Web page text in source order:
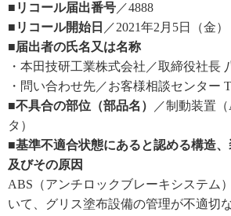
■リコール届出番号／4888
■リコール開始日 ／2021年2月5日（金）
■届出者の氏名又は名称
・本田技研工業株式会社／取締役社長
・問い合わせ先／お客様相談センター
■不具合の部位（部品名）
／制動装置
タ）
■基準不適合状態にあると認める構造
及びその原因
ABS（アンチロックブレーキシステム
いて、グリス塗布設備の管理が不適切